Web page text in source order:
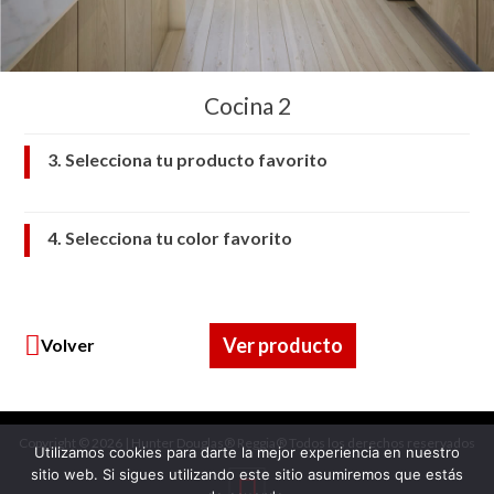
Cocina 2
3. Selecciona tu producto favorito
4. Selecciona tu color favorito
Arena Cedro
Volver Ver producto
Copyright © 2026 | Hunter Douglas® Reggia® Todos los derechos reservados
Utilizamos cookies para darte la mejor experiencia en nuestro
sitio web. Si sigues utilizando este sitio asumiremos que estás